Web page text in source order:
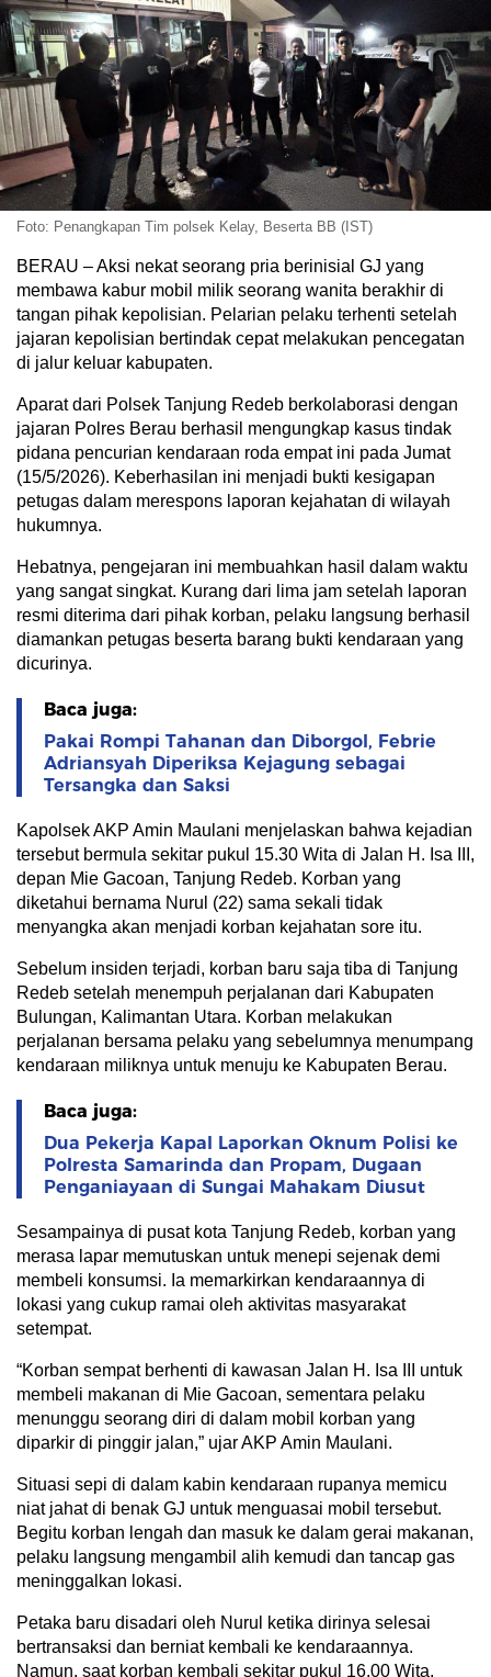
Foto: Penangkapan Tim polsek Kelay, Beserta BB (IST)
BERAU – Aksi nekat seorang pria berinisial GJ yang
membawa kabur mobil milik seorang wanita berakhir di
tangan pihak kepolisian. Pelarian pelaku terhenti setelah
jajaran kepolisian bertindak cepat melakukan pencegatan
di jalur keluar kabupaten.
Aparat dari Polsek Tanjung Redeb berkolaborasi dengan
jajaran Polres Berau berhasil mengungkap kasus tindak
pidana pencurian kendaraan roda empat ini pada Jumat
(15/5/2026). Keberhasilan ini menjadi bukti kesigapan
petugas dalam merespons laporan kejahatan di wilayah
hukumnya.
Hebatnya, pengejaran ini membuahkan hasil dalam waktu
yang sangat singkat. Kurang dari lima jam setelah laporan
resmi diterima dari pihak korban, pelaku langsung berhasil
diamankan petugas beserta barang bukti kendaraan yang
dicurinya.
Baca juga:
Pakai Rompi Tahanan dan Diborgol, Febrie
Adriansyah Diperiksa Kejagung sebagai
Tersangka dan Saksi
Kapolsek AKP Amin Maulani menjelaskan bahwa kejadian
tersebut bermula sekitar pukul 15.30 Wita di Jalan H. Isa III,
depan Mie Gacoan, Tanjung Redeb. Korban yang
diketahui bernama Nurul (22) sama sekali tidak
menyangka akan menjadi korban kejahatan sore itu.
Sebelum insiden terjadi, korban baru saja tiba di Tanjung
Redeb setelah menempuh perjalanan dari Kabupaten
Bulungan, Kalimantan Utara. Korban melakukan
perjalanan bersama pelaku yang sebelumnya menumpang
kendaraan miliknya untuk menuju ke Kabupaten Berau.
Baca juga:
Dua Pekerja Kapal Laporkan Oknum Polisi ke
Polresta Samarinda dan Propam, Dugaan
Penganiayaan di Sungai Mahakam Diusut
Sesampainya di pusat kota Tanjung Redeb, korban yang
merasa lapar memutuskan untuk menepi sejenak demi
membeli konsumsi. Ia memarkirkan kendaraannya di
lokasi yang cukup ramai oleh aktivitas masyarakat
setempat.
“Korban sempat berhenti di kawasan Jalan H. Isa III untuk
membeli makanan di Mie Gacoan, sementara pelaku
menunggu seorang diri di dalam mobil korban yang
diparkir di pinggir jalan,” ujar AKP Amin Maulani.
Situasi sepi di dalam kabin kendaraan rupanya memicu
niat jahat di benak GJ untuk menguasai mobil tersebut.
Begitu korban lengah dan masuk ke dalam gerai makanan,
pelaku langsung mengambil alih kemudi dan tancap gas
meninggalkan lokasi.
Petaka baru disadari oleh Nurul ketika dirinya selesai
bertransaksi dan berniat kembali ke kendaraannya.
Namun, saat korban kembali sekitar pukul 16.00 Wita,